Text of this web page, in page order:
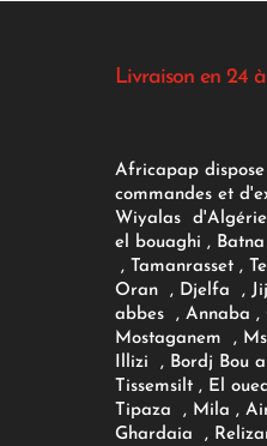
Livraison en 24
Africapap
commandes et
Wiyalas
el bouaghi ,
, Tamanrasset ,
Oran , Djelfa ,
abbes , Annaba ,
Mostaganem ,
Illizi , Bordj Bou
Tissemsilt , El
Tipaza , Mila ,
Ghardaia ,